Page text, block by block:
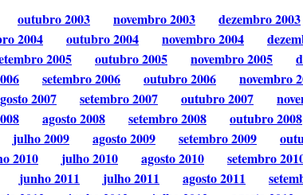
outubro 2003 novembro 2003 dezembro 2003
2004 outubro 2004 novembro 2004
2005 outubro 2005 novembro 2005
setembro 2006 outubro 2006 novembro
2007 setembro 2007 outubro 2007
agosto 2008 setembro 2008 outubro 2008
julho 2009 agosto 2009 setembro 2009
2010 julho 2010 agosto 2010 setembro
junho 2011 julho 2011 agosto 2011